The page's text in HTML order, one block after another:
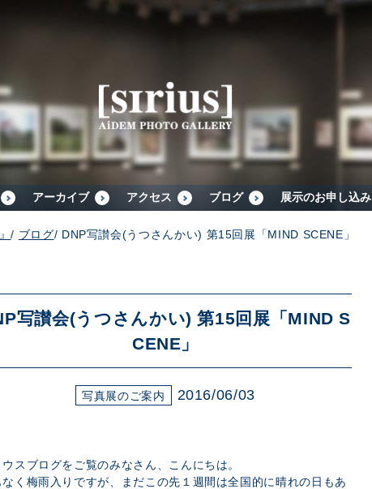
アーカイブ アクセス ブログ 展示のお申し込み
/ ブログ/ DNP写讃会(うつさんかい) 第15回展「MIND SCENE」
写讃会(うつさんかい) 第15回展「MIND S
CENE」
写真展のご案内 2016/06/03
ウスブログをご覧のみなさん、こんにちは。
なく梅雨入りですが、まだこの先１週間は全国的に晴れの日もあ
展示スケジュール
アーカイブ
ブログ
展示のお申し込み